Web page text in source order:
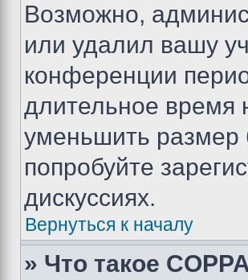
Возможно,
или удалил вашу
конференции
длительное время
уменьшить размер
попробуйте
дискуссиях.
Вернуться к началу
» Что такое